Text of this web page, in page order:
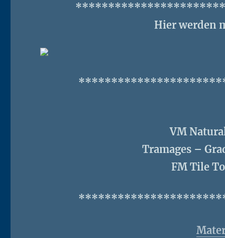
Hier werden
VM
Tramages –
FM Tile